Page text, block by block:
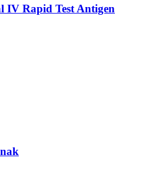
IV Rapid Test Antigen